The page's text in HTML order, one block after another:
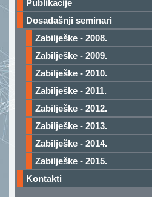
Publikacije
Dosadašnji seminari
Zabilješke - 2008.
Zabilješke - 2009.
Zabilješke - 2010.
Zabilješke - 2011.
Zabilješke - 2012.
Zabilješke - 2013.
Zabilješke - 2014.
Zabilješke - 2015.
Kontakti